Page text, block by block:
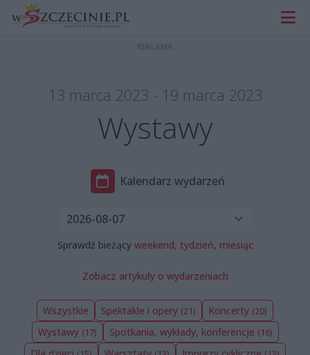
13 marca 2023 - 19 marca 2023
Wystawy
Kalendarz wydarzeń
Sprawdź bieżący weekend, tydzień, miesiąc
Zobacz artykuły o wydarzeniach
Wszystkie Spektakle i opery (21) Koncerty (20)
Wystawy (17) Spotkania, wykłady, konferencje (16)